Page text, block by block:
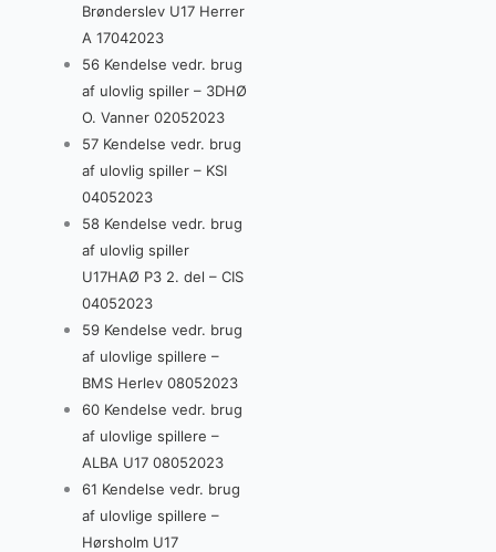
Brønderslev U17 Herrer
A 17042023
56 Kendelse vedr. brug
af ulovlig spiller – 3DHØ
O. Vanner 02052023
57 Kendelse vedr. brug
af ulovlig spiller – KSI
04052023
58 Kendelse vedr. brug
af ulovlig spiller
U17HAØ P3 2. del – CIS
04052023
59 Kendelse vedr. brug
af ulovlige spillere –
BMS Herlev 08052023
60 Kendelse vedr. brug
af ulovlige spillere –
ALBA U17 08052023
61 Kendelse vedr. brug
af ulovlige spillere –
Hørsholm U17